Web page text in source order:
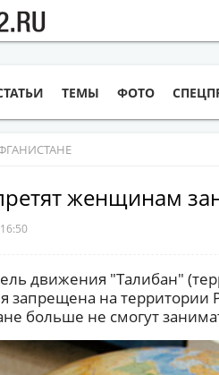
ТЕМЫ ФОТО
женщинам
движения "Талибан"
запрещена на
больше не смогут